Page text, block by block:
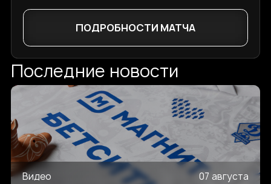
ПОДРОБНОСТИ МАТЧА
Последние новости
Видео 07 августа